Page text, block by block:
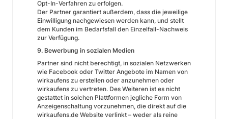
Opt-In-Verfahren zu erfolgen.
Der Partner garantiert außerdem, dass die jeweilige
Einwilligung nachgewiesen werden kann, und stellt
dem Kunden im Bedarfsfall den Einzelfall-Nachweis
zur Verfügung.
9. Bewerbung in sozialen Medien
Partner sind nicht berechtigt, in sozialen Netzwerken
wie Facebook oder Twitter Angebote im Namen von
wirkaufens zu erstellen oder anzunehmen oder
wirkaufens zu vertreten. Des Weiteren ist es nicht
gestattet in solchen Plattformen jegliche Form von
Anzeigenschaltung vorzunehmen, die direkt auf die
wirkaufens.de Website verlinkt – weder als reine